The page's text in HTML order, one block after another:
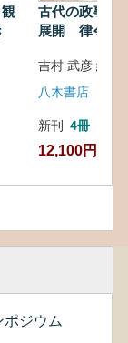
古代の政事と
展開 律令・
吉村 武彦 編集
八木書店
新刊 4冊
12,100円
ポジウム